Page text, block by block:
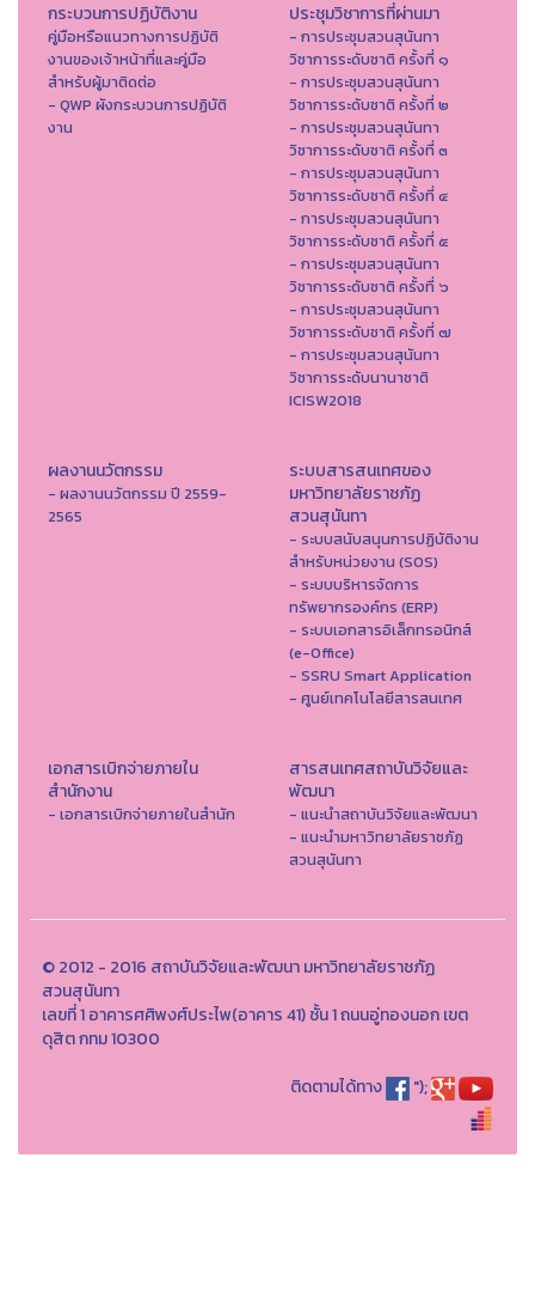
กระบวนการปฏิบัติงาน
คู่มือหรือแนวทางการปฏิบัติ
งานของเจ้าหน้าที่และคู่มือ
สำหรับผู้มาติดต่อ
- QWP ผังกระบวนการปฏิบัติ
งาน
ประชุมวิชาการที่ผ่านมา
- การประชุมสวนสุนันทา
วิชาการระดับชาติ ครั้งที่ ๑
- การประชุมสวนสุนันทา
วิชาการระดับชาติ ครั้งที่ ๒
- การประชุมสวนสุนันทา
วิชาการระดับชาติ ครั้งที่ ๓
- การประชุมสวนสุนันทา
วิชาการระดับชาติ ครั้งที่ ๔
- การประชุมสวนสุนันทา
วิชาการระดับชาติ ครั้งที่ ๕
- การประชุมสวนสุนันทา
วิชาการระดับชาติ ครั้งที่ ๖
- การประชุมสวนสุนันทา
วิชาการระดับชาติ ครั้งที่ ๗
- การประชุมสวนสุนันทา
วิชาการระดับนานาชาติ
ICISW2018
ผลงานนวัตกรรม
- ผลงานนวัตกรรม ปี 2559-
2565
ระบบสารสนเทศของ
มหาวิทยาลัยราชภัฏ
สวนสุนันทา
- ระบบสนับสนุนการปฏิบัติงาน
สำหรับหน่วยงาน (SOS)
- ระบบบริหารจัดการ
ทรัพยากรองค์กร (ERP)
- ระบบเอกสารอิเล็กทรอนิกส์
(e-Office)
- SSRU Smart Application
- ศูนย์เทคโนโลยีสารสนเทศ
เอกสารเบิกจ่ายภายใน
สำนักงาน
- เอกสารเบิกจ่ายภายในสำนัก
สารสนเทศสถาบันวิจัยและ
พัฒนา
- แนะนำสถาบันวิจัยและพัฒนา
- แนะนำมหาวิทยาลัยราชภัฏ
สวนสุนันทา
© 2012 - 2016 สถาบันวิจัยและพัฒนา มหาวิทยาลัยราชภัฏ
สวนสุนันทา
เลขที่ 1 อาคารศศิพงศ์ประไพ(อาคาร 41) ชั้น 1 ถนนอู่ทองนอก เขต
ดุสิต กทม 10300
ติดตามได้ทาง
");